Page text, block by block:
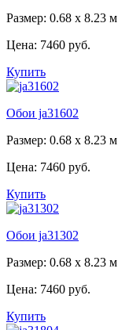
Размер: 0.68 x 8.23 м
Цена: 7460 руб.
Купить
Обои ja31602
Размер: 0.68 x 8.23 м
Цена: 7460 руб.
Купить
Обои ja31302
Размер: 0.68 x 8.23 м
Цена: 7460 руб.
Купить